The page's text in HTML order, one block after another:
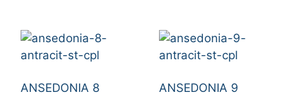
ANSEDONIA 8 ANSEDONIA 9